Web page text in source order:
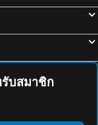
ร์
รับสมาชิก